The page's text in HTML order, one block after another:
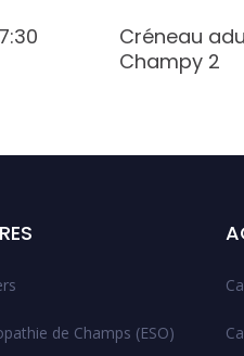
Créneau
Champy 2
de Champs (ESO)